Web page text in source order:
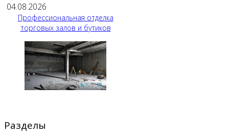
04.08.2026
Профессиональная отделка
торговых залов и бутиков
Разделы